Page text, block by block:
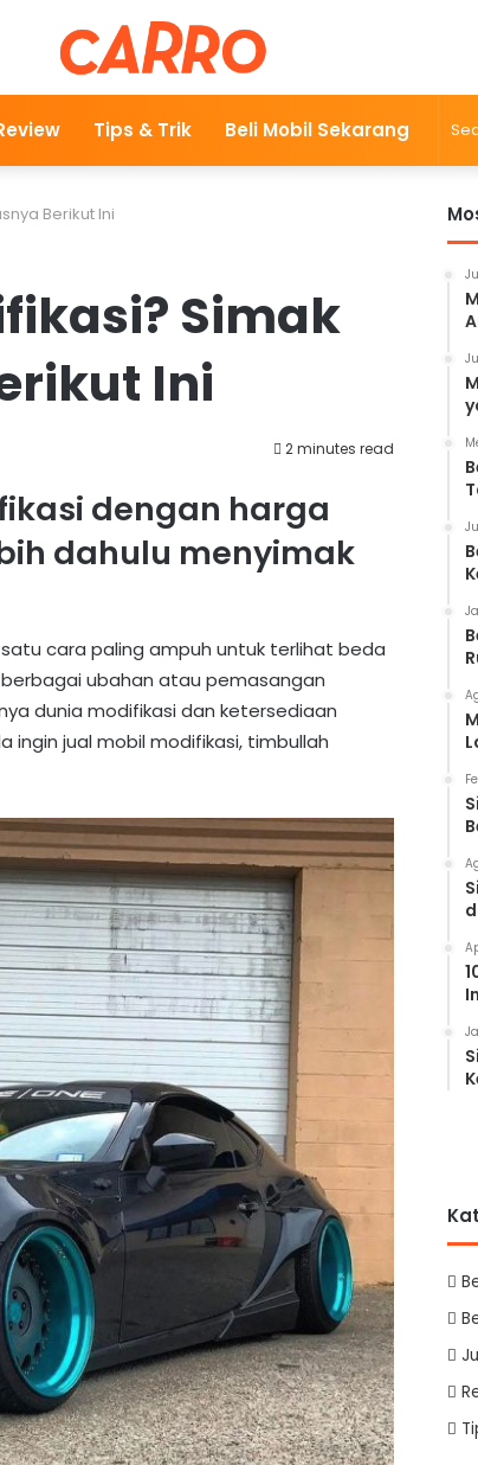
Tips & Trik Beli Mobil Sekarang
Berikut Ini
Simak
Ini
2 minutes read
dengan harga
dahulu menyimak
cara paling ampuh untuk terlihat beda
berbagai ubahan atau pemasangan
dunia modifikasi dan ketersediaan
ingin jual mobil modifikasi, timbullah